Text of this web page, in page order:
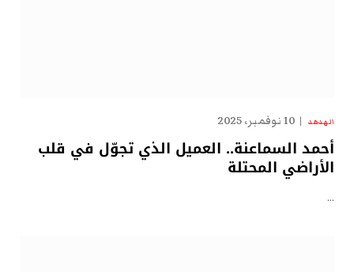
الهدهد 10 نوفمبر، 2025
أحمد السماعنة.. العميل الذي تجوّل في قلب
الأراضي المحتلة
…